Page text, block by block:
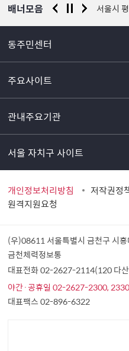
배너모음
경찰청 유실물 통합포털 서울시
동주민센터
주요사이트
관내주요기관
서울 자치구 사이트
개인정보처리방침 저작권정
원격지원요청
(우)08611 서울특별시 금천구 시
금천체력정보통
대표전화 02-2627-2114(120 다
야간·공휴일 02-2627-2300,
대표팩스 02-896-6322